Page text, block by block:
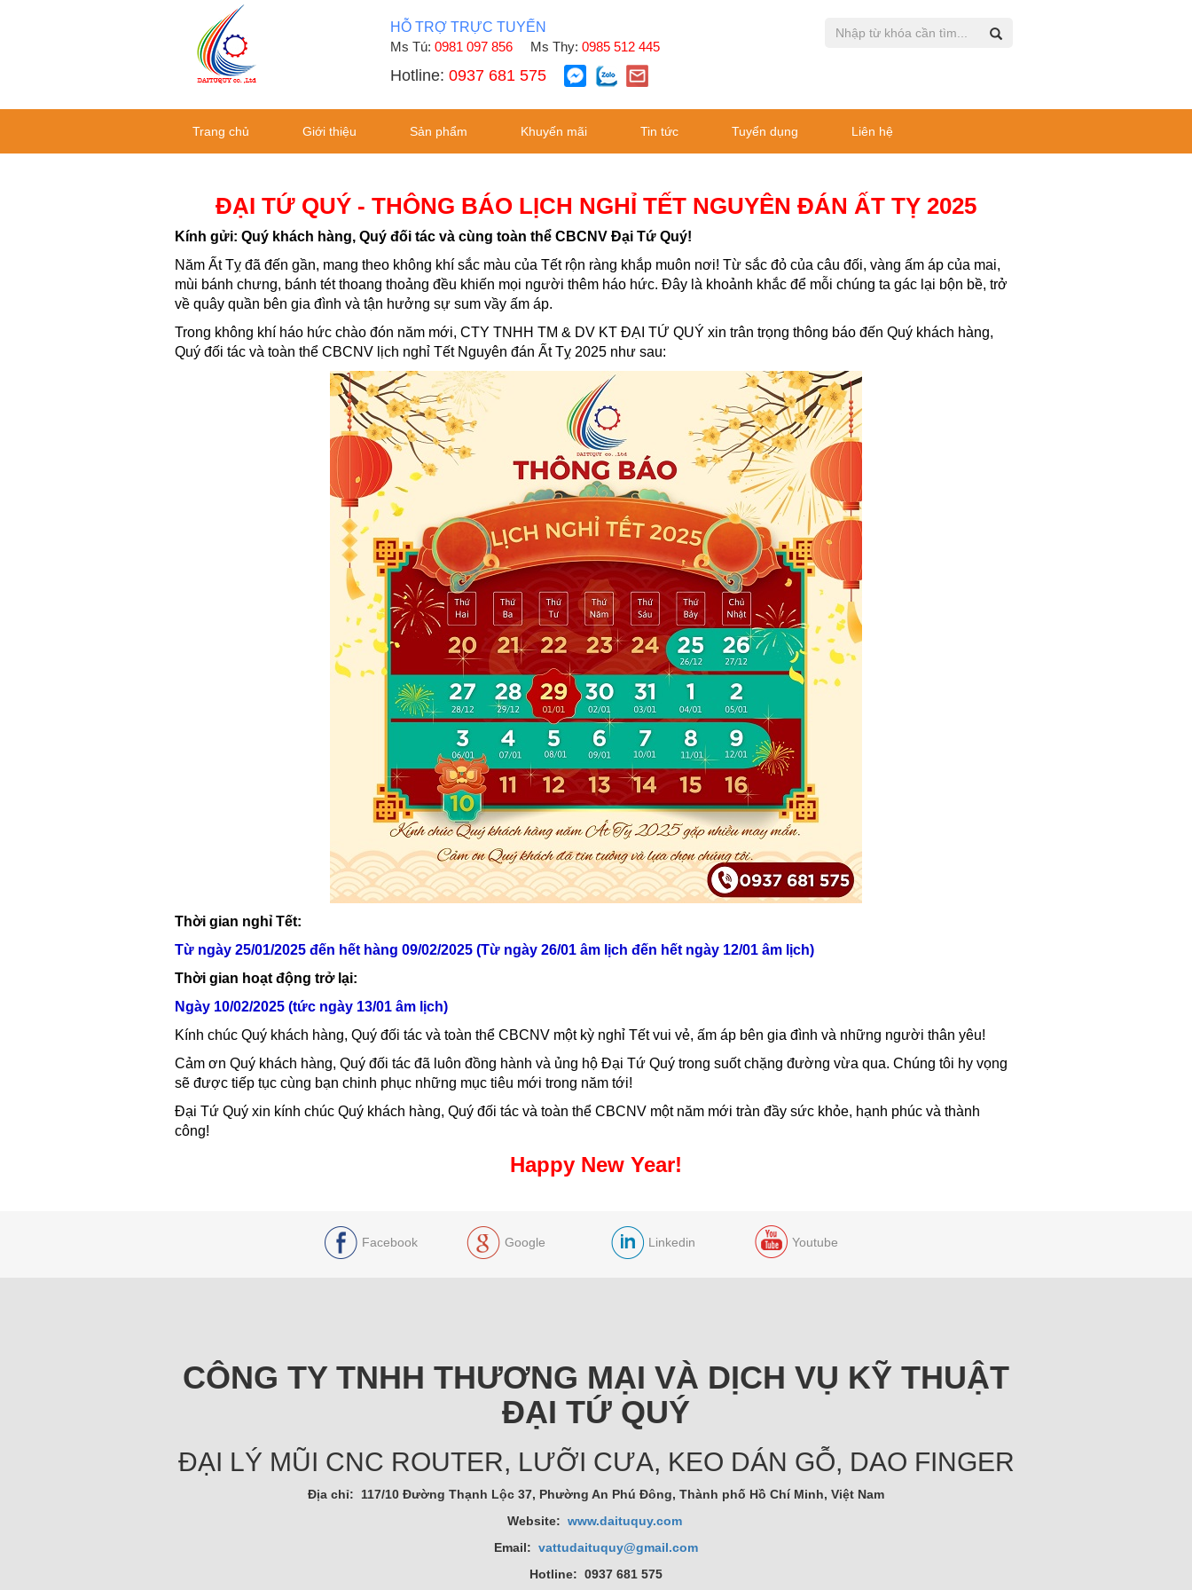
HỖ TRỢ TRỰC TUYẾN
Ms Tú: 0981 097 856 Ms Thy: 0985 512 445
Hotline: 0937 681 575
Trang chủ Giới thiệu Sản phẩm Khuyến mãi Tin tức Tuyển dụng Liên hệ
ĐẠI TỨ QUÝ - THÔNG BÁO LỊCH NGHỈ TẾT NGUYÊN ĐÁN ẤT TỴ 2025
Kính gửi: Quý khách hàng, Quý đối tác và cùng toàn thể CBCNV Đại Tứ Quý!
Năm Ất Tỵ đã đến gần, mang theo không khí sắc màu của Tết rộn ràng khắp muôn nơi! Từ sắc đỏ của câu đối, vàng ấm áp của mai,
mùi bánh chưng, bánh tét thoang thoảng đều khiến mọi người thêm háo hức. Đây là khoảnh khắc để mỗi chúng ta gác lại bộn bề, trở
về quây quần bên gia đình và tận hưởng sự sum vầy ấm áp.
Trong không khí háo hức chào đón năm mới, CTY TNHH TM & DV KT ĐẠI TỨ QUÝ xin trân trọng thông báo đến Quý khách hàng,
Quý đối tác và toàn thể CBCNV lịch nghỉ Tết Nguyên đán Ất Tỵ 2025 như sau:
Thời gian nghỉ Tết:
Từ ngày 25/01/2025 đến hết hàng 09/02/2025 (Từ ngày 26/01 âm lịch đến hết ngày 12/01 âm lịch)
Thời gian hoạt động trở lại:
Ngày 10/02/2025 (tức ngày 13/01 âm lịch)
Kính chúc Quý khách hàng, Quý đối tác và toàn thể CBCNV một kỳ nghỉ Tết vui vẻ, ấm áp bên gia đình và những người thân yêu!
Cảm ơn Quý khách hàng, Quý đối tác đã luôn đồng hành và ủng hộ Đại Tứ Quý trong suốt chặng đường vừa qua. Chúng tôi hy vọng
sẽ được tiếp tục cùng bạn chinh phục những mục tiêu mới trong năm tới!
Đại Tứ Quý xin kính chúc Quý khách hàng, Quý đối tác và toàn thể CBCNV một năm mới tràn đầy sức khỏe, hạnh phúc và thành
công!
Happy New Year!
Facebook Google Linkedin Youtube
CÔNG TY TNHH THƯƠNG MẠI VÀ DỊCH VỤ KỸ THUẬT
ĐẠI TỨ QUÝ
ĐẠI LÝ MŨI CNC ROUTER, LƯỠI CƯA, KEO DÁN GỖ, DAO FINGER
Địa chỉ: 117/10 Đường Thạnh Lộc 37, Phường An Phú Đông, Thành phố Hồ Chí Minh, Việt Nam
Website: www.daituquy.com
Email: vattudaituquy@gmail.com
Hotline: 0937 681 575